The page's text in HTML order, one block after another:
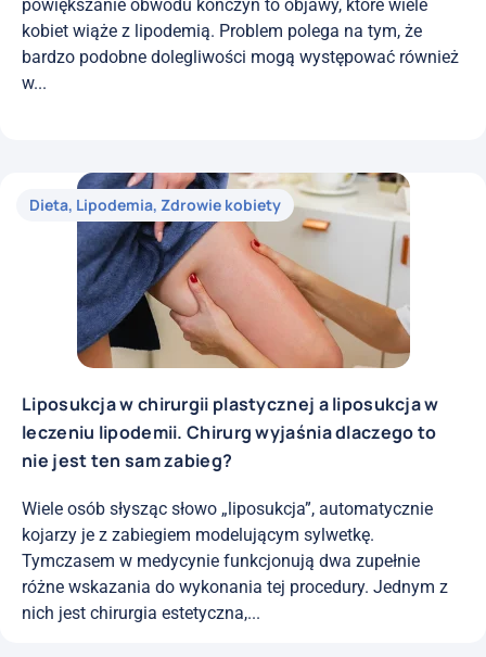
powiększanie obwodu kończyn to objawy, które wiele
kobiet wiąże z lipodemią. Problem polega na tym, że
bardzo podobne dolegliwości mogą występować również
w...
Dieta, Lipodemia, Zdrowie kobiety
Liposukcja w chirurgii plastycznej a liposukcja w
leczeniu lipodemii. Chirurg wyjaśnia dlaczego to
nie jest ten sam zabieg?
Wiele osób słysząc słowo „liposukcja”, automatycznie
kojarzy je z zabiegiem modelującym sylwetkę.
Tymczasem w medycynie funkcjonują dwa zupełnie
różne wskazania do wykonania tej procedury. Jednym z
nich jest chirurgia estetyczna,...